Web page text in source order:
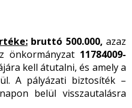
bruttó 500.000, azaz
önkormányzat 11784009-
kell átutalni, és amely a
A pályázati biztosíték –
belül visszautalásra